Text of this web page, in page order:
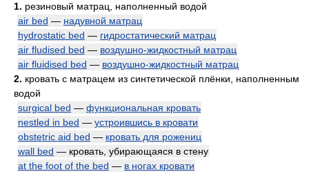
1. резиновый матрац, наполненный водой
air bed — надувной матрац
hydrostatic bed — гидростатический матрац
air fludised bed — воздушно-жидкостный матрац
air fluidised bed — воздушно-жидкостный матрац
2. кровать с матрацем из синтетической плёнки, наполненным
водой
surgical bed — функциональная кровать
nestled in bed — устроившись в кровати
obstetric aid bed — кровать для рожениц
wall bed — кровать, убирающаяся в стену
at the foot of the bed — в ногах кровати